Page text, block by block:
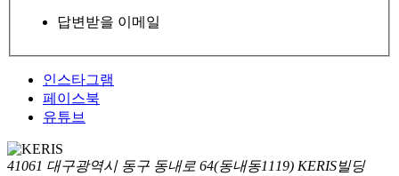
답변받을 이메일
인스타그램
페이스북
유튜브
41061 대구광역시 동구 동내로 64(동내동1119) KERIS빌딩